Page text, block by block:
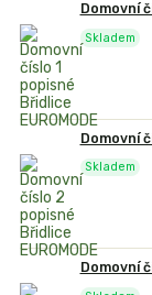
Domovní
Skladem
Domovní
Skladem
Domovní